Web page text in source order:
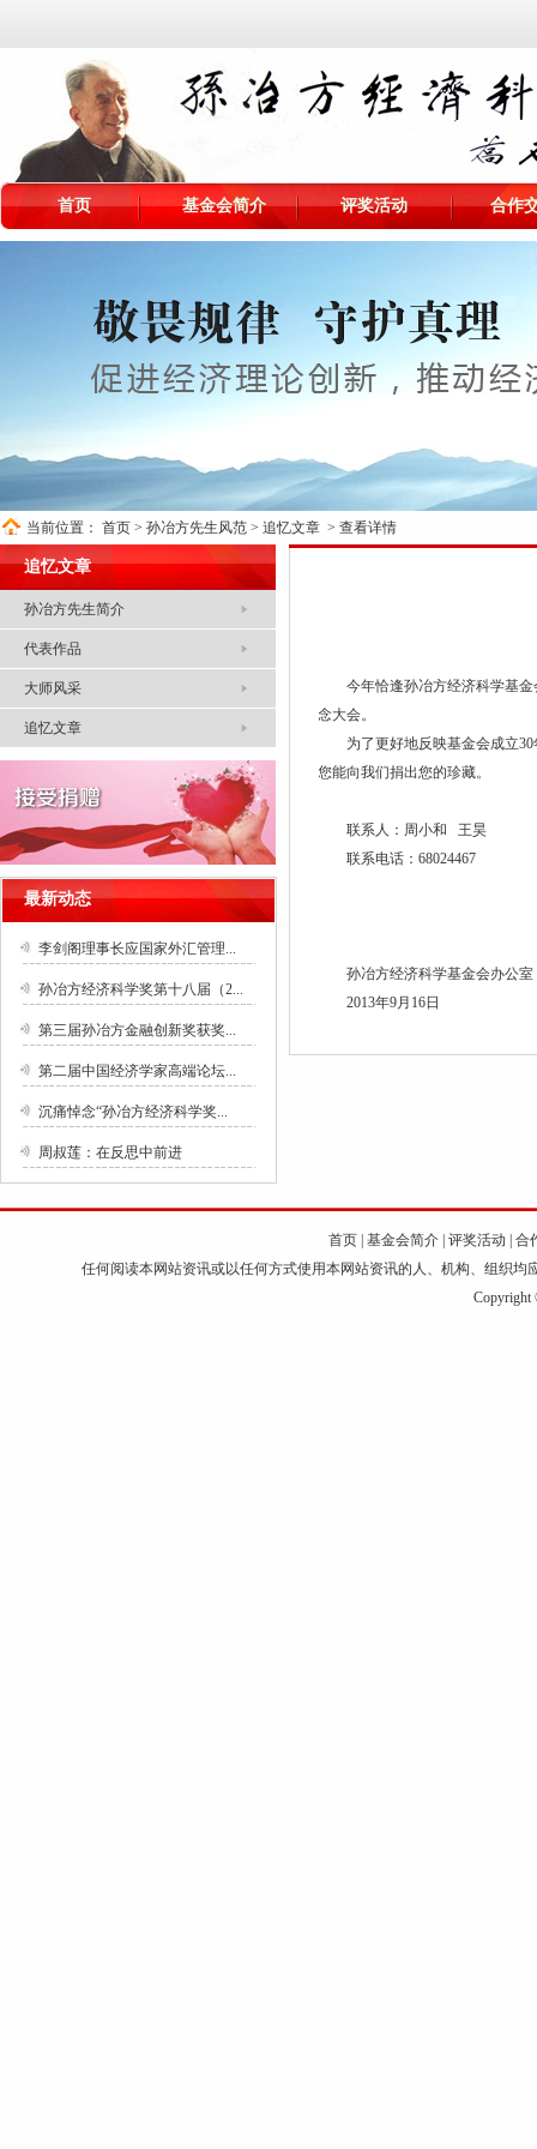
首页 基金会简介 评奖活动 合作
当前位置： 首页 > 孙冶方先生风范 > 追忆文章 > 查看详情
追忆文章
孙冶方先生简介
代表作品
大师风采
追忆文章
最新动态
李剑阁理事长应国家外汇管理...
孙冶方经济科学奖第十八届（2...
第三届孙冶方金融创新奖获奖...
第二届中国经济学家高端论坛...
沉痛悼念“孙冶方经济科学奖...
周叔莲：在反思中前进
今年恰逢孙冶方经济科学基
念大会。
为了更好地反映基金会成立
您能向我们捐出您的珍藏。
联系人：周小和 王昊
联系电话：68024467
孙冶方经济科学基金会办公室
2013年9月 16日
首页 基金会简介 评奖活动
合
任何阅读本网站资讯或以任何方式使用本网站资讯的人、机构、组织